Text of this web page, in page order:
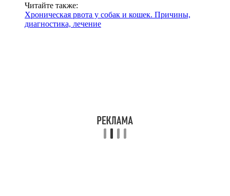
Читайте также:
Хроническая рвота у собак и кошек. Причины,
диагностика, лечение